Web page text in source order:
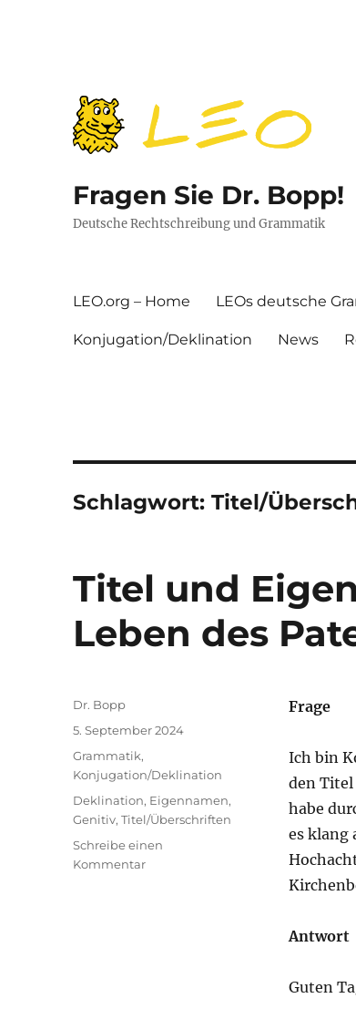
Fragen Sie Dr. Bopp!
Deutsche Rechtschreibung und Grammatik
LEO.org – Home LEOs deutsche
Konjugation/Deklination News
Schlagwort:Titel/
Titel und
Leben des
Frage
Ich bin
den Titel
habe
es klang
Antwort
Guten
Autor
Dr. Bopp
Veröffentlicht
5. September 2024
Kategorien
Grammatik,
Konjugation/Deklination
Schlagwörter
Deklination, Eigennamen,
Genitiv,Titel/Überschriften
Schreibe einen
Kommentarzu